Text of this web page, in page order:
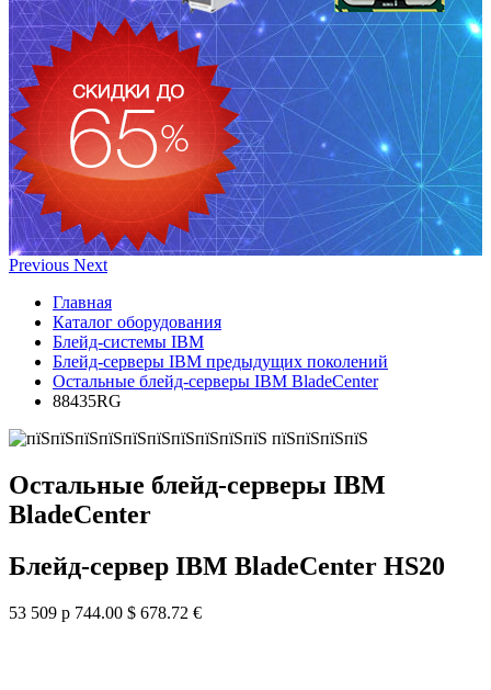
Previous Next
Главная
Каталог оборудования
Блейд-системы IBM
Блейд-серверы IBM предыдущих поколений
Остальные блейд-серверы IBM BladeCenter
88435RG
Остальные блейд-серверы IBM
BladeCenter
Блейд-сервер IBM BladeCenter HS20
53 509 р 744.00 $ 678.72 €